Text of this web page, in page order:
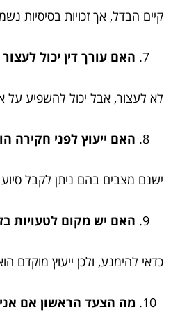
קיים הבדל, אך זכויות בסיסיות
האם עורך דין יכול
לא לעצור, אבל יכול להשפיע על
האם ייעוץ לפני חקירה
ישנם מצבים בהם ניתן לקבל
האם יש מקום לטעויות
כדאי להימנע, ולכן ייעוץ מוקדם
מה הצעד הראשון אם